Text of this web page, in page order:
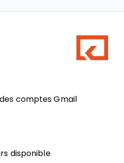
comptes Gmail
disponible